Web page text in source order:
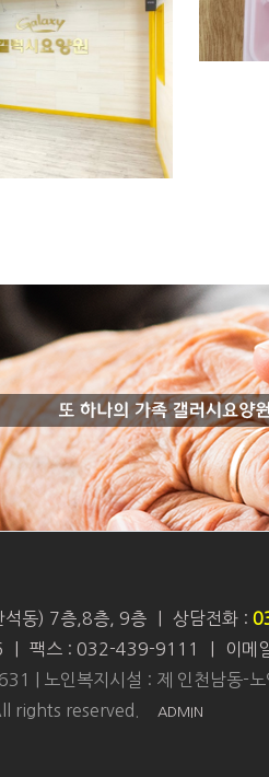
석동) 7층,8층, 9층 상담전화 :
팩스 : 032-439-9111
이메
| 노인복지시설 : 제 인천남동-
rights reserved.
ADMIN